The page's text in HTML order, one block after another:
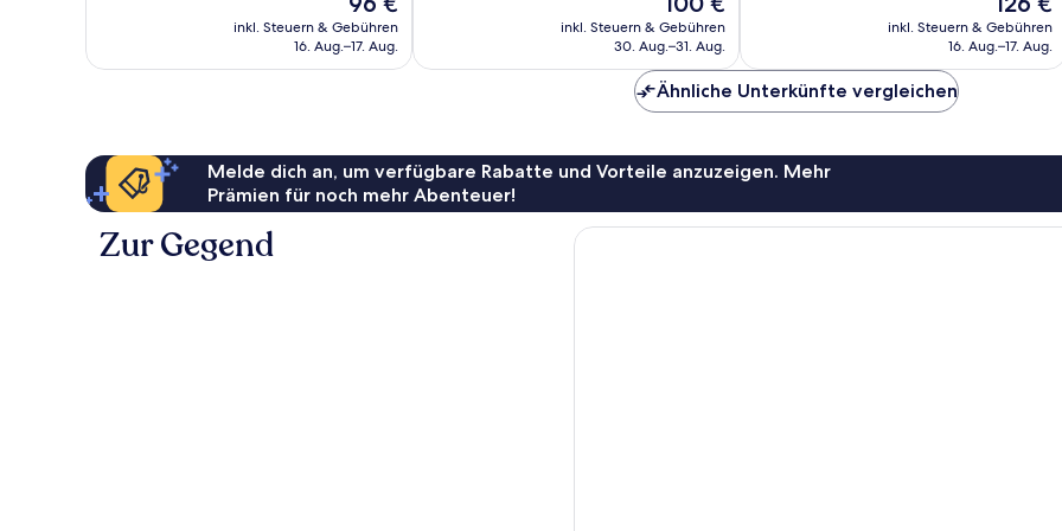
Preis
beträgt
inkl. Steuern & Gebühren
16. Aug.–17. Aug.
Bewertungen
Preis
beträgt
inkl. Steuern & Gebühren
30. Aug.–31. Aug.
Preis
beträgt
inkl. Steuern & Gebühren
16. Aug.–17. Aug.
Ähnliche Unterkünfte vergleichen
Melde dich an, um verfügbare Rabatte und Vorteile anzuzeigen. Mehr
Prämien für noch mehr Abenteuer!
Zur Gegend